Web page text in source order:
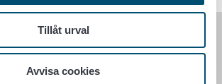
Tillåt urval
Avvisa cookies